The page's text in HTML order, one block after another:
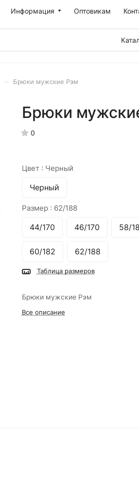
Информация Оптовикам
Брюки мужские Рэм
Брюки
0
Цвет : Черный
Черный
Размер : 62/188
44/170 46/170 58/
60/182 62/188
Таблица размеров
Брюки мужские Рэм
Все описание